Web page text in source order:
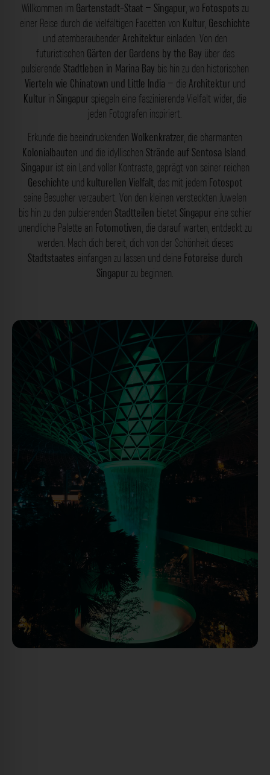
Willkommen im Gartenstadt-Staat– Singapur, wo Fotospots zu
einer Reise durch die vielfältigen Facetten von Kultur, Geschichte
und atemberaubender Architektur einladen. Von den
futuristischen Gärten der Gardens by the Bay über das
pulsierende Stadtleben in Marina Bay bis hin zu den historischen
Vierteln wie Chinatown und Little India – die Architektur und
Kultur in Singapur spiegeln eine faszinierende Vielfalt wider, die
jeden Fotografen inspiriert.
Erkunde die beeindruckenden Wolkenkratzer, die charmanten
Kolonialbauten und die idyllischen Strände auf Sentosa Island.
Singapurist ein Land voller Kontraste, geprägt von seiner reichen
Geschichte und kulturellen Vielfalt, das mit jedem Fotospot
seine Besucher verzaubert. Von den kleinen versteckten Juwelen
bis hin zu den pulsierenden Stadtteilen bietet Singapureine schier
unendliche Palette an Fotomotiven, die darauf warten, entdeckt zu
werden. Mach dich bereit, dich von der Schönheit dieses
Stadtstaates einfangen zu lassen und deine Fotoreise durch
Singapurzu beginnen.